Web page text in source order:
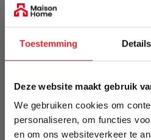
Toestemming Details
Deze website maakt gebruik
We gebruiken cookies om
personaliseren, om functies
en om ons websiteverkeer te
Meer
Innovation Living
EAN
5700110946612